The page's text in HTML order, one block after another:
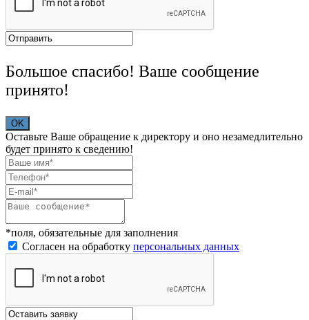
Большое спасибо! Ваше сообщение
принято!
OK
Оставьте Ваше обращение к директору и оно незамедлительно
будет принято к сведению!
*поля, обязательные для заполнения
Согласен на обработку персональных данных